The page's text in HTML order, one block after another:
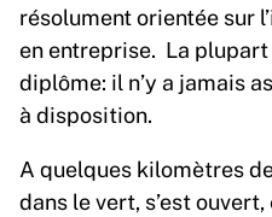
résolument orientée sur
en entreprise. La
diplôme: il n’y a jamais
à disposition.
A quelques kilomètres
dans le vert, s’est